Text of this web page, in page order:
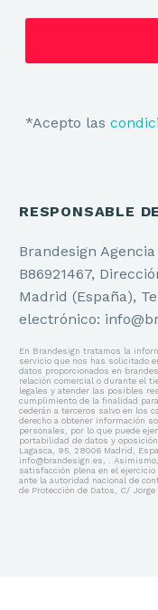
*Acepto las
RESPONSABLE
Brandesign
B86921467,
Madrid (España),
electrónico:
En Brandesign tratamos la
servicio que nos has solicitado
datos proporcionados en
relación comercial o durante el
legales y atender las posibles
cumplimiento de la finalidad
cederán a terceros salvo en los
derecho a obtener información
personales, por lo que puede
portabilidad de datos y
Lagasca, 95, 28006 Madrid,
info@brandesign.es, .
satisfacción plena en el
ante la autoridad nacional de
de Protección de Datos, C/